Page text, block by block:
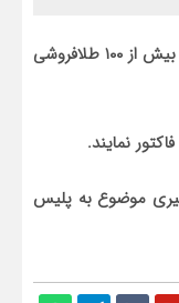
به گزارش سیناخبر سرهنگ سهراب قرقانی صبح امروز پنجشنبه در گفتگو با سیناخبر افزود: این خانم به بیش از ۱۰۰ طلافروشی
نمایند.
موضوع به پلیس